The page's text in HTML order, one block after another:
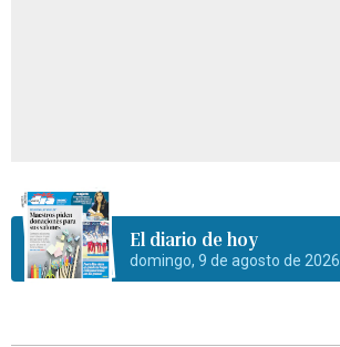
El diario de hoy
domingo, 9 de agosto de 2026